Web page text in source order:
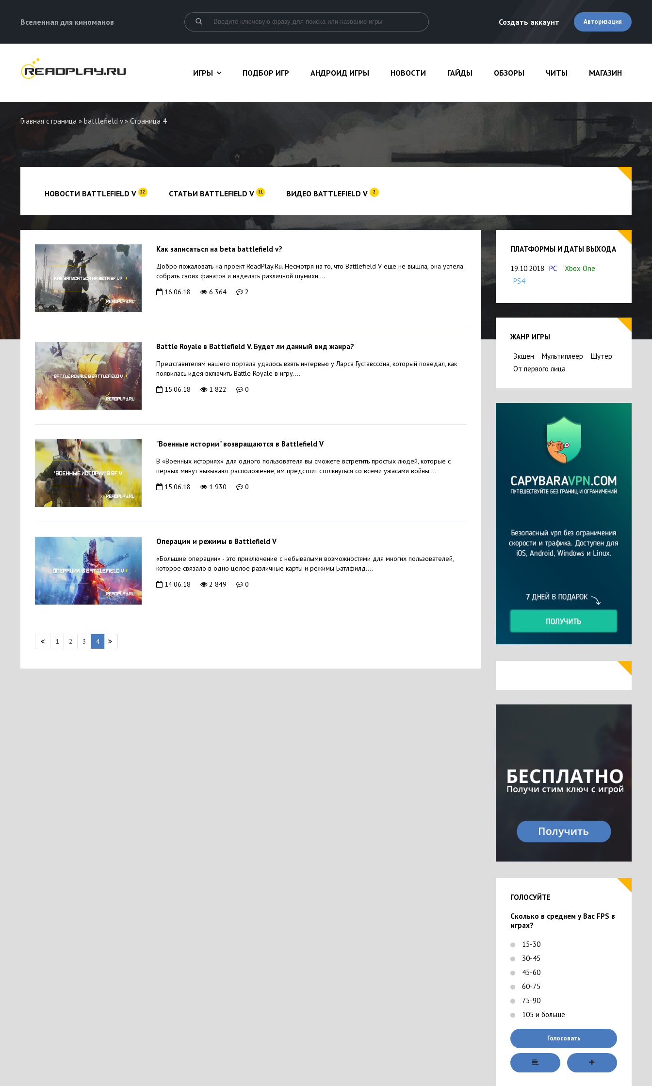
Вселенная для киноманов Создать аккаунт Авторизация
ИГРЫ ПОДБОР ИГР АНДРОИД ИГРЫ НОВОСТИ ГАЙДЫ ОБЗОРЫ ЧИТЫ МАГАЗИН
Главная страница » battlefield v» Страница 4
НОВОСТИ BATTLEFIELD V 22 СТАТЬИ BATTLEFIELD V 11 ВИДЕО BATTLEFIELD V 2
Как записаться на beta battlefield v?
Добро пожаловать на проект ReadPlay.Ru. Несмотря на то, что Battlefield V еще не вышла, она успела
собрать своих фанатов и наделать различной шумихи....
16.06.18
6 364 2
Battle Royale в Battlefield V. Будет ли данный вид жанра?
Представителям нашего портала удалось взять интервью у Ларса Густавссона, который поведал, как
появилась идея включить Battle Royale в игру....
15.06.18
1 822 0
"Военные истории" возвращаются в Battlefield V
В «Военных историях» для одного пользователя вы сможете встретить простых людей, которые с
первых минут вызывают расположение, им предстоит столкнуться со всеми ужасами войны....
15.06.18
1 930 0
Операции и режимы в Battlefield V
«Большие операции» - это приключение с небывалыми возможностями для многих пользователей,
которое связало в одно целое различные карты и режимы Батлфилд....
14.06.18
2 849 0
1 2 3 4
ПЛАТФОРМЫ И ДАТЫ ВЫХОДА
19.10.2018 PC
Xbox One
PS4
ЖАНР ИГРЫ
Экшен Мультиплеер
Шутер
От первого лица
ГОЛОСУЙТЕ
Сколько в среднем у Вас FPS в
играх?
15-30
30-45
45-60
60-75
75-90
105 и больше
Голосовать